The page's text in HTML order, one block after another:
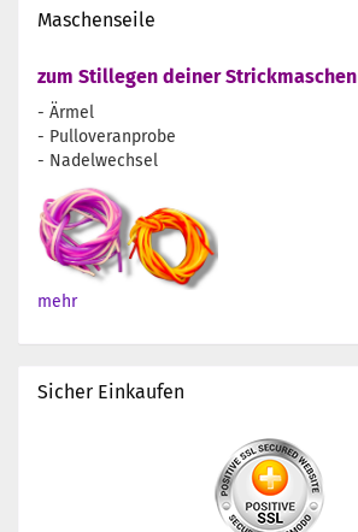
Maschenseile
zum Stillegen deiner Strickmaschen
- Ärmel
- Pulloveranprobe
- Nadelwechsel
mehr
Sicher Einkaufen